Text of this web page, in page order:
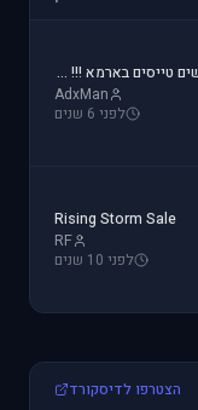
galzohar
דרושים טייסים בארמא !!! Sayeret Matkal Clan
AdxMan
לפני 6 שנים
Rising Storm Sale
RF
לפני 10 שנים
הצטרפו לדיסקורד